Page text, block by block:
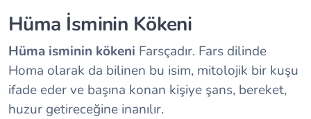
Hüma İsminin Kökeni
Hüma isminin kökeni Farsçadır. Fars dilinde
Homa olarak da bilinen bu isim, mitolojik bir kuşu
ifade eder ve başına konan kişiye şans, bereket,
huzur getireceğine inanılır.